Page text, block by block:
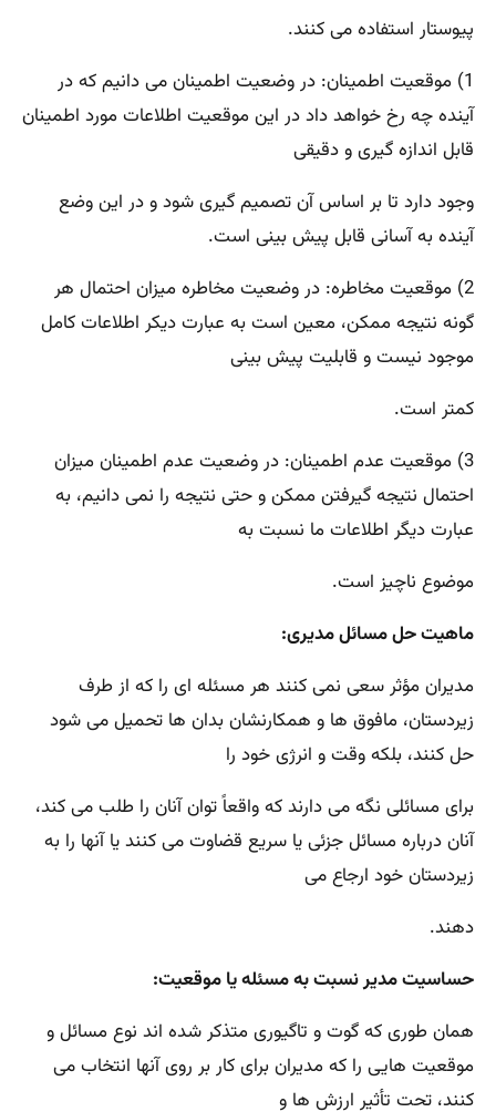
پیوستار استفاده می کنند.
1) موقعیت اطمینان: در وضعیت اطمینان می دانیم که در
آینده چه رخ خواهد داد در این موقعیت اطلاعات مورد اطمینان
قابل اندازه گیری و دقیقی
وجود دارد تا بر اساس آن تصمیم گیری شود و در این وضع
آینده به آسانی قابل پیش بینی است.
2) موقعیت مخاطره: در وضعیت مخاطره میزان احتمال هر
گونه نتیجه ممکن، معین است به عبارت دیکر اطلاعات کامل
موجود نیست و قابلیت پیش بینی
کمتر است.
3) موقعیت عدم اطمینان: در وضعیت عدم اطمینان میزان
احتمال نتیجه گیرفتن ممکن و حتی نتیجه را نمی دانیم، به
عبارت دیگر اطلاعات ما نسبت به
موضوع ناچیز است.
ماهیت حل مسائل مدیری:
مدیران مؤثر سعی نمی کنند هر مسئله ای را که از طرف
زیردستان، مافوق ها و همکارنشان بدان ها تحمیل می شود
حل کنند، بلکه وقت و انرژی خود را
برای مسائلی نگه می دارند که واقعاً توان آنان را طلب می کند،
آنان درباره مسائل جزئی یا سریع قضاوت می کنند یا آنها را به
زیردستان خود ارجاع می
دهند.
حساسیت مدیر نسبت به مسئله یا موقعیت:
همان طوری که گوت و تاگیوری متذکر شده اند نوع مسائل و
موقعیت هایی را که مدیران برای کار بر روی آنها انتخاب می
کنند، تحت تأثیر ارزش ها و